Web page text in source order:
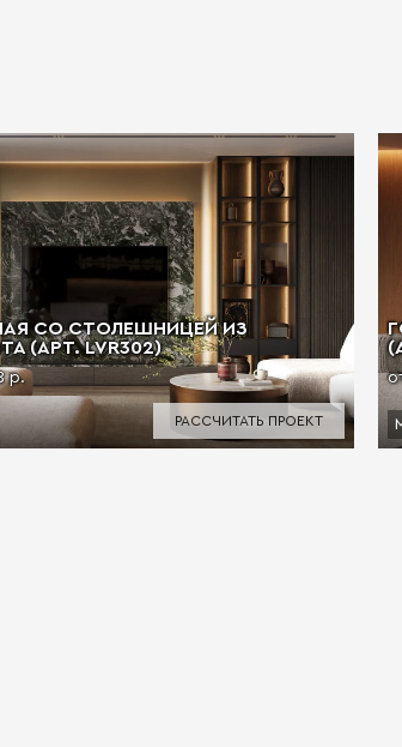
СО СТОЛЕШНИЦЕЙ ИЗ
(АРТ. LVR302)
р.
РАССЧИТАТЬ ПРОЕКТ